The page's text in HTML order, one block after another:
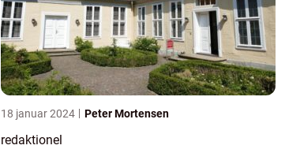
18 januar 2024 Peter Mortensen
redaktionel